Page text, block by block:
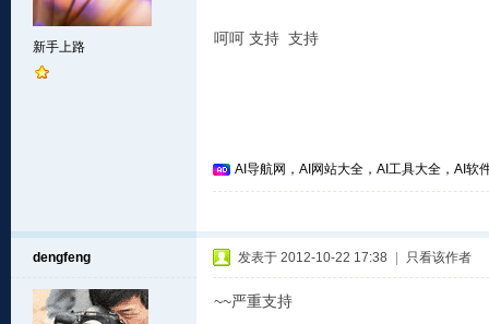
新手上路 呵呵 支持 支持
AI导航网，AI网站大全，AI工具大全，AI软
dengfeng 发表于 2012-10-22 17:38 只看该作者
~~严重支持